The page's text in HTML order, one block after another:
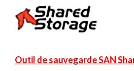
Outil de sauvegarde SAN